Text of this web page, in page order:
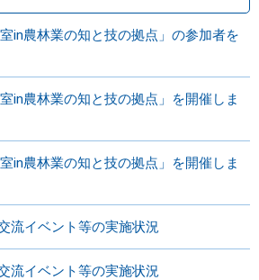
室in農林業の知と技の拠点」の参加者を
in農林業の知と技の拠点」を開催しま
in農林業の知と技の拠点」を開催しま
流イベント等の実施状況
流イベント等の実施状況